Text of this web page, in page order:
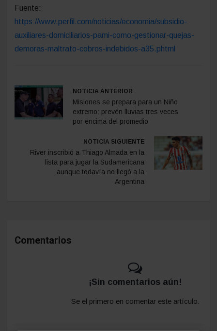
Fuente:
https://www.perfil.com/noticias/economia/subsidio-
auxiliares-domiciliarios-pami-como-gestionar-quejas-
demoras-maltrato-cobros-indebidos-a35.phtml
NOTICIA ANTERIOR
Misiones se prepara para un Niño
extremo: prevén lluvias tres veces
por encima del promedio
NOTICIA SIGUIENTE
River inscribió a Thiago Almada en la
lista para jugar la Sudamericana
aunque todavía no llegó a la
Argentina
Comentarios
¡Sin comentarios aún!
Se el primero en comentar este artículo.